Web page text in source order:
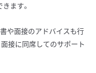
ます。
や面接のアドバイスも行
接に同席してのサポート